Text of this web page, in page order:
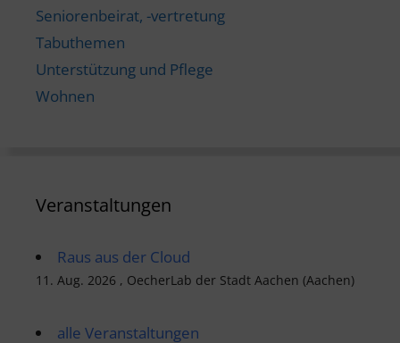
Seniorenbeirat, -vertretung
Tabuthemen
Unterstützung und Pflege
Wohnen
Veranstaltungen
Raus aus der Cloud
11. Aug. 2026 , OecherLab der Stadt Aachen (Aachen)
alle Veranstaltungen